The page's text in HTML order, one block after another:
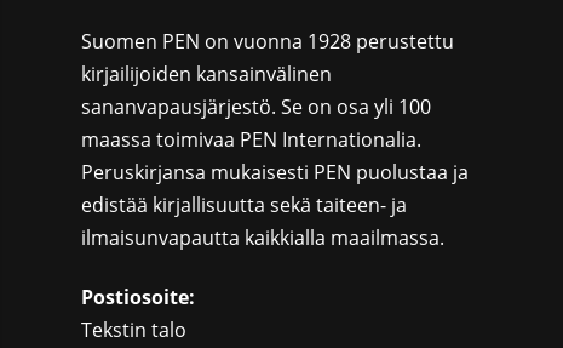
Suomen PEN on vuonna 1928 perustettu
kirjailijoiden kansainvälinen
sananvapausjärjestö. Se on osa yli 100
maassa toimivaa PEN Internationalia.
Peruskirjansa mukaisesti PEN puolustaa ja
edistää kirjallisuutta sekä taiteen- ja
ilmaisunvapautta kaikkialla maailmassa.
Postiosoite:
Tekstin talo